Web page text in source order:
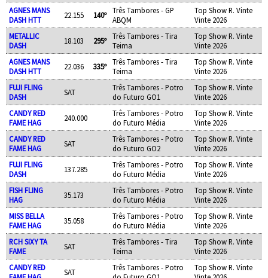
AGNES MANS
DASH HTT
22.155 140º
Três Tambores - GP
ABQM
Top Show R. Vinte
Vinte 2026
METALLIC
DASH
18.103 295º
Três Tambores - Tira
Teima
Top Show R. Vinte
Vinte 2026
AGNES MANS
DASH HTT
22.036 335º
Três Tambores - Tira
Teima
Top Show R. Vinte
Vinte 2026
FUJI FLING
DASH
SAT
Três Tambores - Potro
do Futuro GO1
Top Show R. Vinte
Vinte 2026
CANDY RED
FAME HAG
240.000
Três Tambores - Potro
do Futuro Média
Top Show R. Vinte
Vinte 2026
CANDY RED
FAME HAG
SAT
Três Tambores - Potro
do Futuro GO2
Top Show R. Vinte
Vinte 2026
FUJI FLING
DASH
137.285
Três Tambores - Potro
do Futuro Média
Top Show R. Vinte
Vinte 2026
FISH FLING
HAG
35.173
Três Tambores - Potro
do Futuro Média
Top Show R. Vinte
Vinte 2026
MISS BELLA
FAME HAG
35.058
Três Tambores - Potro
do Futuro Média
Top Show R. Vinte
Vinte 2026
RCH SIXY TA
FAME
SAT
Três Tambores - Tira
Teima
Top Show R. Vinte
Vinte 2026
CANDY RED
SAT
Três Tambores - Potro
Top Show R. Vinte